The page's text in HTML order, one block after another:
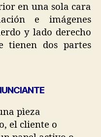
en una sola cara
e imágenes
y lado derecho
tienen dos partes
pìeza
el cliente o